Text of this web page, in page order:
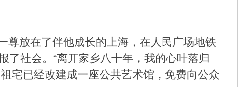
尊放在了伴他成长的上海，在人民广场地铁
了社会。“离开家乡八十年，我的心叶落归
宅已经改建成一座公共艺术馆，免费向公众